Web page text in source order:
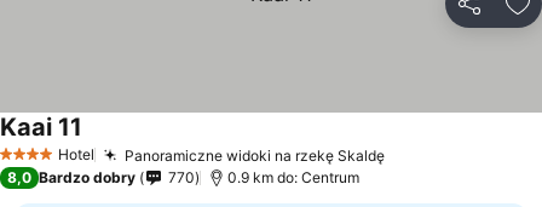
4 KategoriaHotel Panoramiczne widoki na rzekę Skaldę
Kaai 11
8,0 Bardzo dobry 770 0.9 km do: Centrum